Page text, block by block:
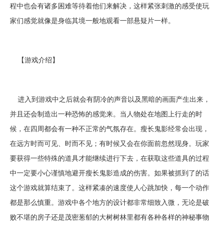
程中也会有诸多困难等待着他们来解决，这样紧张刺激的感受使玩
家们感觉就像是身临其境一般地观看一部悬疑片一样。
【游戏介绍】
进入到游戏中之后就会有阴冷的声音以及黑暗的画面产生出来，
并且还会制造出一种恐怖的感觉来。当人物处在地图上行走的时
候，在四周都会有一种不正常的气氛存在。瘦长鬼影经常会出现，
在远方时而可见、时而不见；有时候又会在你面前忽然现身。玩家
要获得一些特殊的道具才能继续进行下去，在获取这些道具的过程
中一定要小心谨慎地避开瘦长鬼影造成的伤害。如果被抓到了的话
这个游戏就算结束了。这样紧凑的速度使人心跳加快，每一个动作
都是那么慎重。游戏中各个地方的设计都非常细致入微，无论是破
败不堪的房子还是茂密葱郁的大树树林里都有各种各样的神秘事物